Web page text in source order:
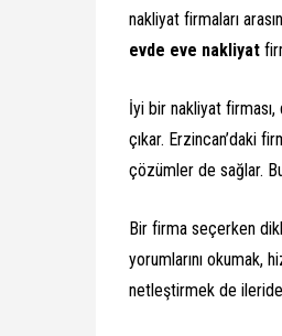
nakliyat firmaları
evde eve nakliyat
İyi bir nakliyat
çıkar. Erzincan’daki
çözümler de sağlar.
Bir firma seçerken
yorumlarını okumak,
netleştirmek de